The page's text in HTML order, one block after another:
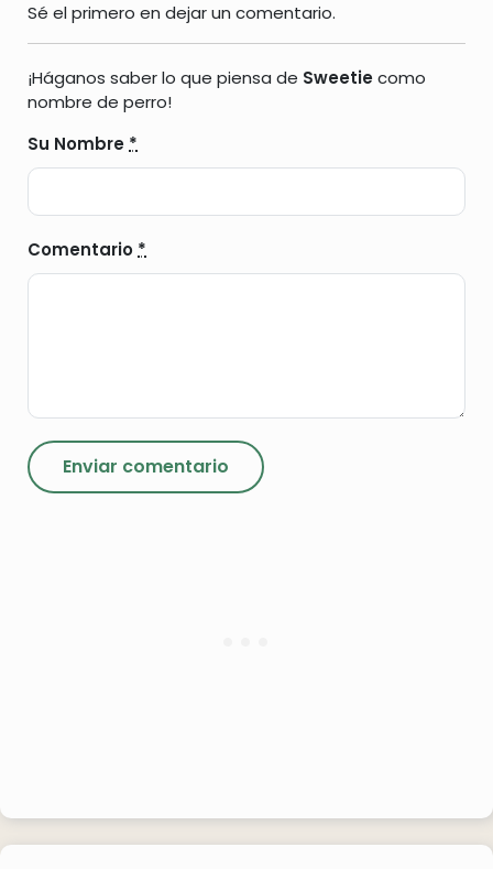
Sé el primero en dejar un comentario.
¡Háganos saber lo que piensa de Sweetiecomo
nombre de perro!
Su Nombre *
Comentario *